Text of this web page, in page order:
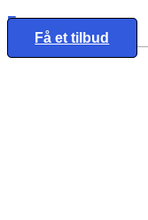
Eng
Få et tilbud